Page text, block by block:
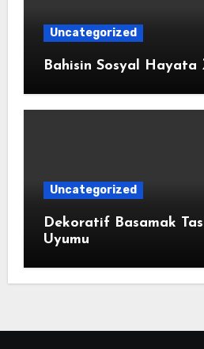
Uncategorized
Bahisin Sosyal Hayata
Uncategorized
Dekoratif Basamak
Uyumu